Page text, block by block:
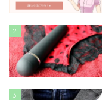
2
3